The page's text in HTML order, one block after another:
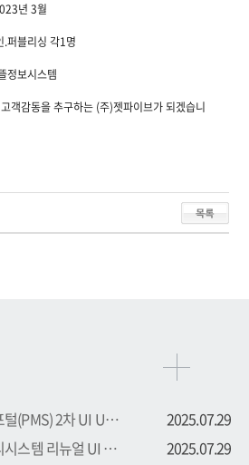
년 3월
퍼블리싱 각1명
정보시스템
객감동을 추구하는 (주)젯파이브가 되겠습니
중앙사회서비스원 업무포털(PMS) 2차 UI UX 부문 용역 수주
2025.07.29
DTC 유전자검사역량처리시스템 리뉴얼 UI UX 부문 용역 수주
2025.07.29